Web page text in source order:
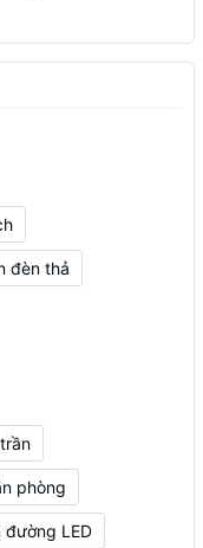
đèn thả
phòng
đường LED